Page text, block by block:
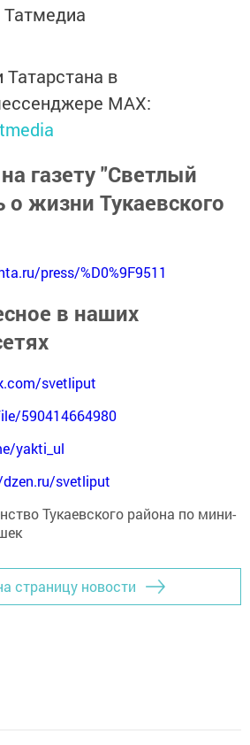
Татмедиа
Татарстана в
MАХ:
газету "Светлый
о жизни Тукаевского
press/%D0%9F9511
в наших
svetliput
590414664980
yakti_ul
svetliput
страницу новости